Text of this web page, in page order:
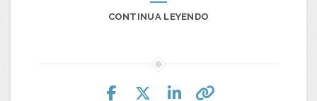
CONTINUA LEYENDO